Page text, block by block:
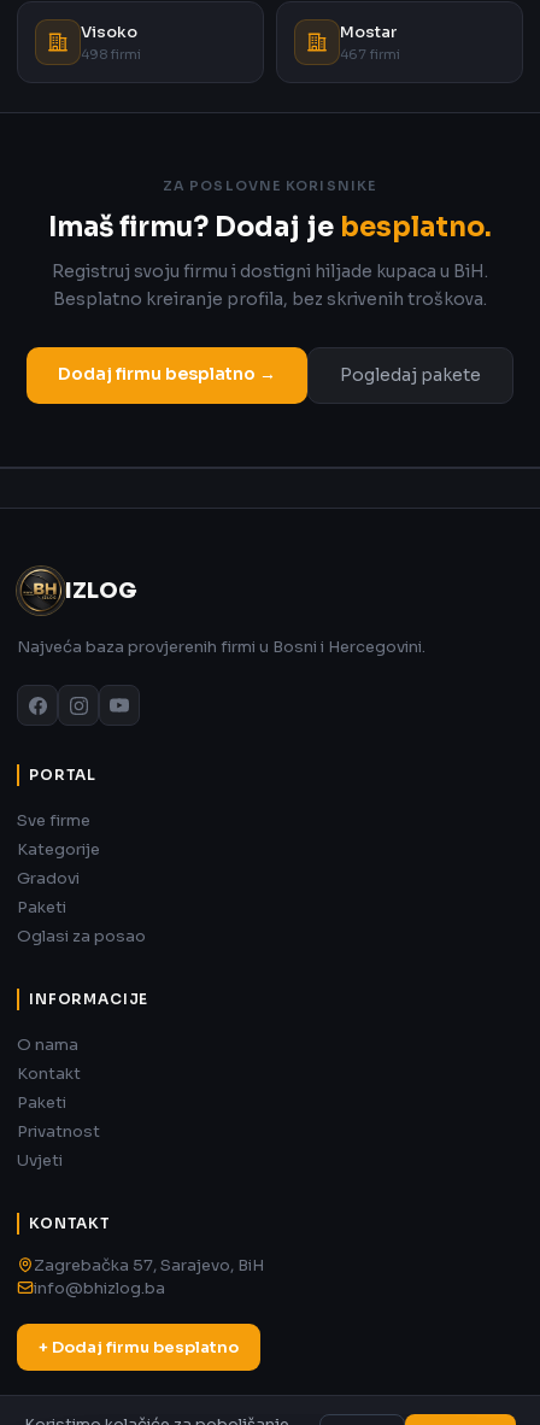
Visoko
498 firmi
Mostar
467 firmi
ZA POSLOVNE KORISNIKE
Imaš firmu? Dodaj je besplatno.
Registruj svoju firmu i dostigni hiljade kupaca u BiH.
Besplatno kreiranje profila, bez skrivenih troškova.
Dodaj firmu besplatno → Pogledaj pakete
IZLOG
Najveća baza provjerenih firmi u Bosni i Hercegovini.
PORTAL
Sve firme
Kategorije
Gradovi
Paketi
Oglasi za posao
INFORMACIJE
O nama
Kontakt
Paketi
Privatnost
Uvjeti
KONTAKT
Zagrebačka 57, Sarajevo, BiH
info@bhizlog.ba
+ Dodaj firmu besplatno